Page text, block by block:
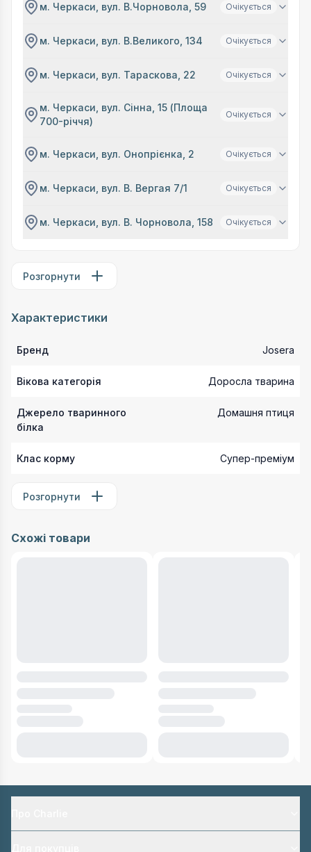
м. Черкаси, вул. В.Чорновола, 59 Очікується
м. Черкаси, вул. В.Великого, 134 Очікується
м. Черкаси, вул. Тараскова, 22 Очікується
м. Черкаси, вул. Сінна, 15 (Площа
700-річчя)
Очікується
м. Черкаси, вул. Онопрієнка, 2 Очікується
м. Черкаси, вул. В. Вергая 7/1 Очікується
м. Черкаси, вул. В. Чорновола, 158 Очікується
Розгорнути
Характеристики
Бренд Josera
Вікова категорія Доросла тварина
Джерело тваринного
білка
Домашня птиця
Клас корму Супер-преміум
Розгорнути
Схожі товари